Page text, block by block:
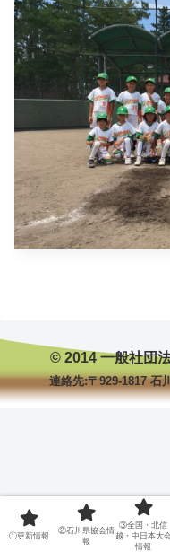
© 2014 一般社団
連絡先:〒929-1817 石
①更新情報
②石川県協会情
報
③全国・北信
越・中日本大
情報